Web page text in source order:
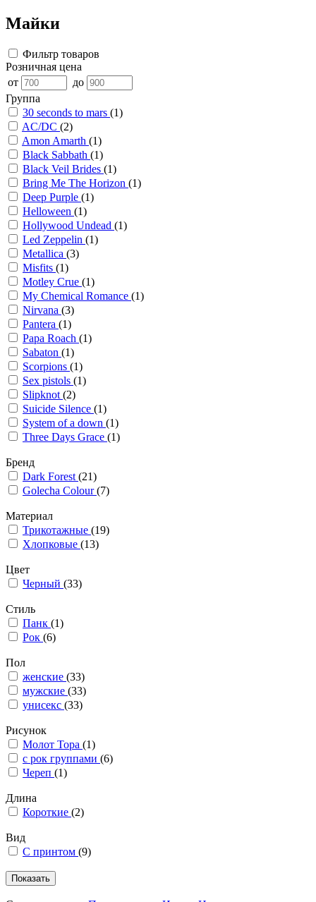
Майки
Фильтр товаров
Розничная цена
от
до
Группа
30 seconds to mars (1)
AC/DC (2)
Amon Amarth (1)
Black Sabbath (1)
Black Veil Brides (1)
Bring Me The Horizon (1)
Deep Purple (1)
Helloween (1)
Hollywood Undead (1)
Led Zeppelin (1)
Metallica (3)
Misfits (1)
Motley Crue (1)
My Chemical Romance (1)
Nirvana (3)
Pantera (1)
Papa Roach (1)
Sabaton (1)
Scorpions (1)
Sex pistols (1)
Slipknot(2)
Suicide Silence (1)
System of a down (1)
Three Days Grace (1)
Бренд
Dark Forest(21)
Golecha Colour(7)
Материал
Трикотажные (19)
Хлопковые (13)
Цвет
Черный (33)
Стиль
Панк (1)
Рок (6)
Пол
женские (33)
мужские (33)
унисекс (33)
Рисунок
Молот Тора (1)
с рок группами (6)
Череп (1)
Длина
Короткие (2)
Вид
С принтом (9)